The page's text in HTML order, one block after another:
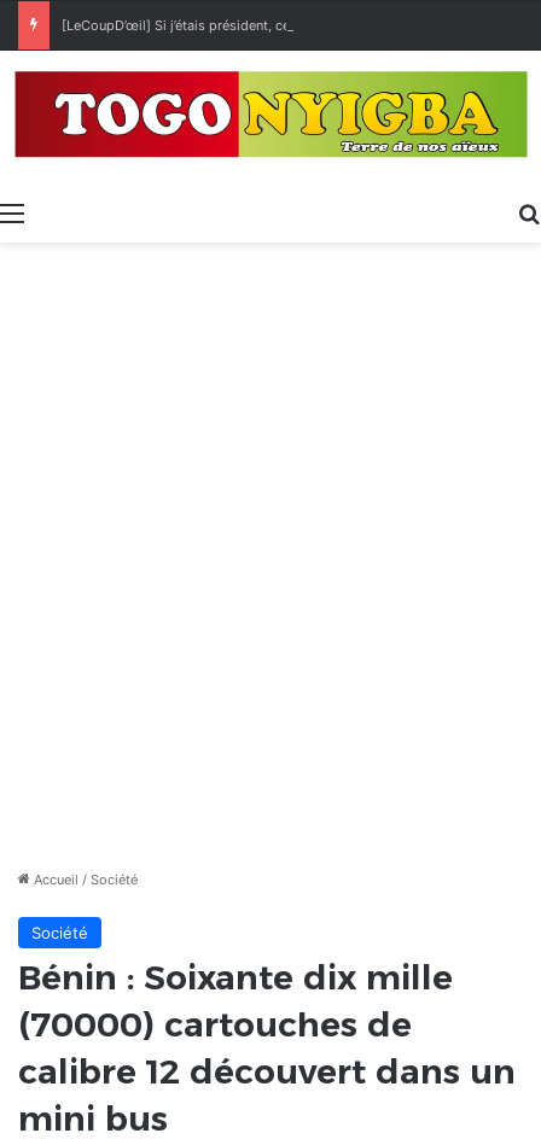
[LeCoupD’œil] Si j’étais président, ce que je ferai des « Évalas »
Menu
Accueil / Société
Société
Bénin : Soixante dix mille
(70000) cartouches de
calibre 12 découvert dans un
mini bus